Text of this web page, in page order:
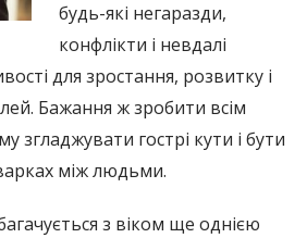
будь-які негаразди,
конфлікти і невдалі
для зростання, розвитку і
Бажання ж зробити всім
згладжувати гострі кути і бути
між людьми.
з віком ще однією